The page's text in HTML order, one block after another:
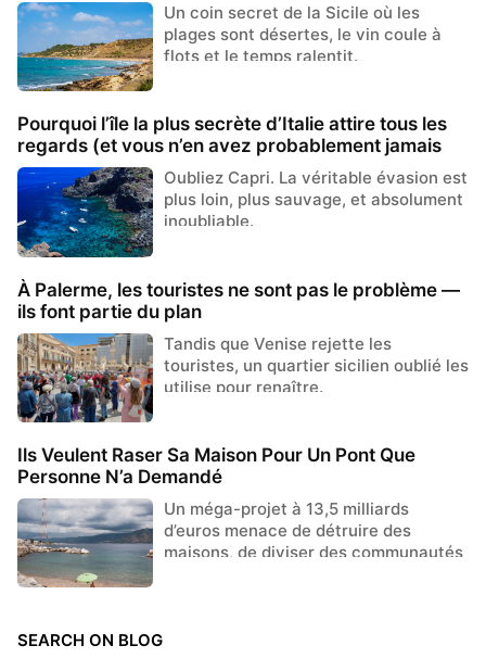
Un coin secret de la Sicile où les
plages sont désertes, le vin coule à
flots et le temps ralentit.
Pourquoi l’île la plus secrète d’Italie attire tous les
regards (et vous n’en avez probablement jamais
entendu parler) Oubliez Capri. La véritable évasion est
plus loin, plus sauvage, et absolument
inoubliable.
À Palerme, les touristes ne sont pas le problème —
ils font partie du plan
Tandis que Venise rejette les
touristes, un quartier sicilien oublié les
utilise pour renaître.
Ils Veulent Raser Sa Maison Pour Un Pont Que
Personne N’a Demandé
Un méga-projet à 13,5 milliards
d’euros menace de détruire des
maisons, de diviser des communautés
SEARCH ON BLOG